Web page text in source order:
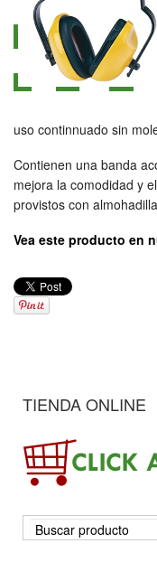
uso continnuado sin
Contienen una banda
mejora la comodidad y
provistos con
Vea este producto en
TIENDA ONLINE